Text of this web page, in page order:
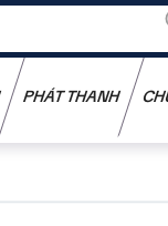
PHÁT THANH